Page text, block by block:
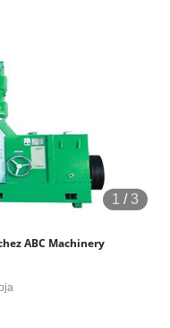
1 /3
ABC Machinery